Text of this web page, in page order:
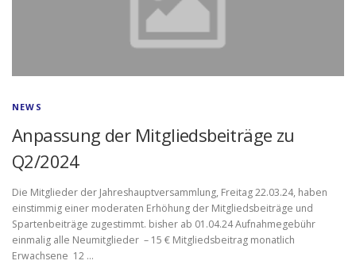
NEWS
Anpassung der Mitgliedsbeiträge zu
Q2/2024
Die Mitglieder der Jahreshauptversammlung, Freitag 22.03.24, haben
einstimmig einer moderaten Erhöhung der Mitgliedsbeiträge und
Spartenbeiträge zugestimmt. bisher ab 01.04.24 Aufnahmegebühr
einmalig alle Neumitglieder – 15 € Mitgliedsbeitrag monatlich
Erwachsene 12 …